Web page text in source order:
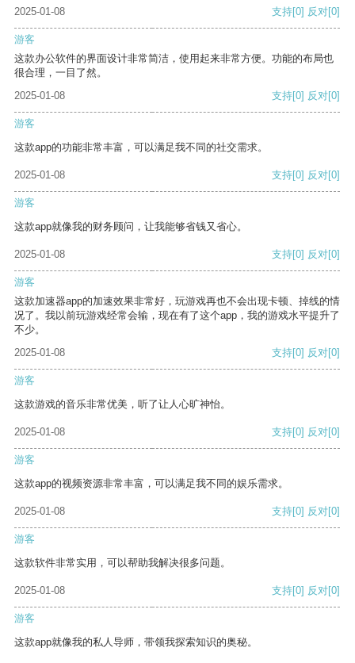
2025-01-08 支持[0] 反对[0]
游客
这款办公软件的界面设计非常简洁，使用起来非常方便。功能的布局也
很合理，一目了然。
2025-01-08
支持[0] 反对[0]
游客
这款app的功能非常丰富，可以满足我不同的社交需求。
2025-01-08 支持[0] 反对[0]
游客
这款app就像我的财务顾问，让我能够省钱又省心。
2025-01-08 支持[0] 反对[0]
游客
这款加速器app的加速效果非常好，玩游戏再也不会出现卡顿、掉线的情
况了。我以前玩游戏经常会输，现在有了这个app，我的游戏水平提升了
不少。
2025-01-08
支持[0] 反对[0]
游客
这款游戏的音乐非常优美，听了让人心旷神怡。
2025-01-08 支持[0] 反对[0]
游客
这款app的视频资源非常丰富，可以满足我不同的娱乐需求。
2025-01-08 支持[0] 反对[0]
游客
这款软件非常实用，可以帮助我解决很多问题。
2025-01-08 支持[0] 反对[0]
游客
这款app就像我的私人导师，带领我探索知识的奥秘。